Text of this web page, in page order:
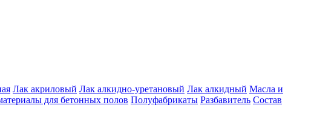
Лак акриловый Лак алкидно-уретановый Лак алкидный Масла и
для бетонных полов Полуфабрикаты Разбавитель Состав